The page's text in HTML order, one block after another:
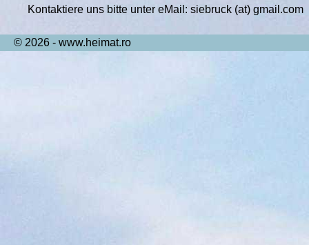
Kontaktiere uns bitte unter eMail: siebruck (at) gmail.com
© 2026 - www.heimat.ro